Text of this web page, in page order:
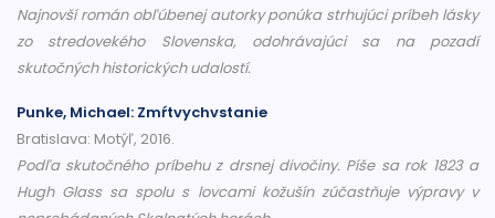
Najnovší román obľúbenej autorky ponúka strhujúci príbeh lásky
zo stredovekého Slovenska, odohrávajúci sa na pozadí
skutočných historických udalostí.
Punke, Michael: Zmŕtvychvstanie
Bratislava: Motýľ, 2016.
Podľa skutočného príbehu z drsnej divočiny. Píše sa rok 1823 a
Hugh Glass sa spolu s lovcami kožušín zúčastňuje výpravy v